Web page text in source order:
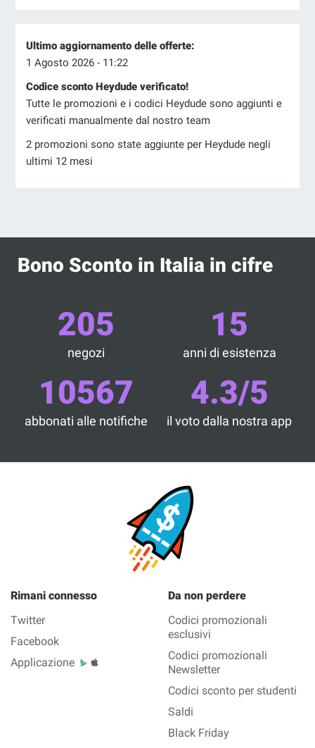
Ultimo aggiornamento delle offerte:
1 Agosto 2026 - 11:22
Codice sconto Heydude verificato!
Tutte le promozioni e i codici Heydude sono aggiunti e
verificati manualmente dal nostro team
2 promozioni sono state aggiunte per Heydude negli
ultimi 12 mesi
Bono Sconto in Italia in cifre
205
negozi
15
anni di esistenza
10567
abbonati alle notifiche
4.3/5
il voto dalla nostra app
Rimani connesso
Twitter
Facebook
Applicazione
Da non perdere
Codici promozionali
esclusivi
Codici promozionali
Newsletter
Codici sconto per studenti
Saldi
Black Friday